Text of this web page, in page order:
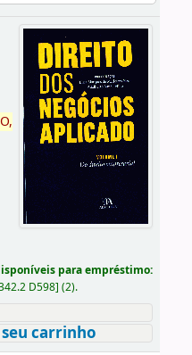
para empréstimo:
D598] (2).
carrinho